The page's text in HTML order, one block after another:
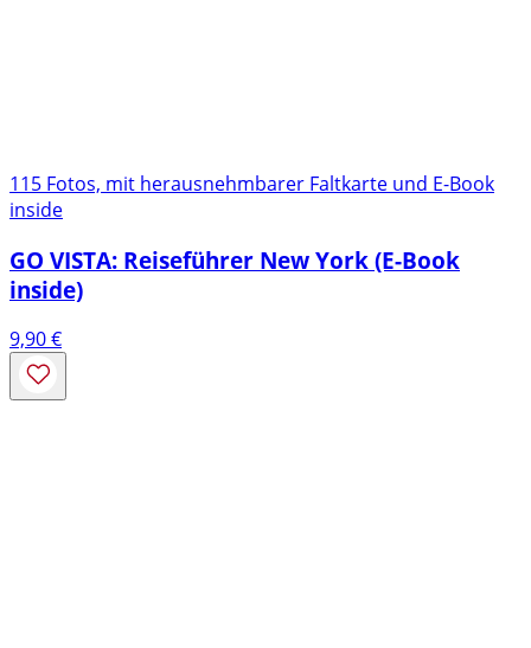
115 Fotos, mit herausnehmbarer Faltkarte und E-Book
inside
GO VISTA: Reiseführer New York (E-Book
inside)
9,90€